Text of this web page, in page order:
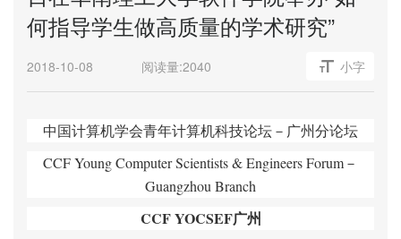
何指导学生做高质量的学术研究”
2018-10-08 阅读量:2040 小字
中国计算机学会青年计算机科技论坛－广州分论坛
CCF Young Computer Scientists & Engineers Forum－
Guangzhou Branch
CCF YOCSEF广州